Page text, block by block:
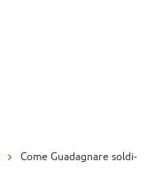
Come Guadagnare soldi-